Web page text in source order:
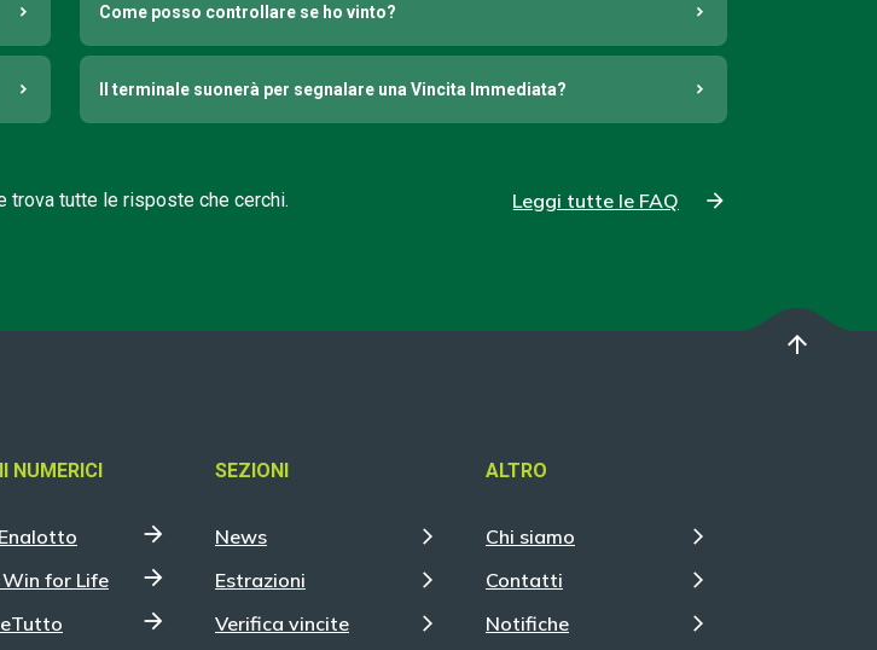
Come posso controllare se ho vinto?
Il terminale suonerà per segnalare una Vincita Immediata?
trova tutte le risposte che cerchi. Leggi tutte le FAQ
arrow_upward
NUMERICI
Win for Life
SEZIONI
News
Estrazioni
Verifica vincite
ALTRO
Chi siamo
Contatti
Notifiche